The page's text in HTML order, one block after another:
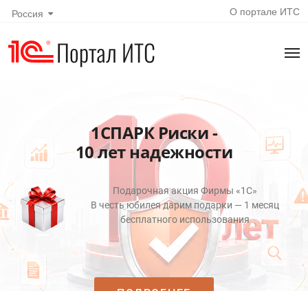
Россия О портале ИТС
Портал ИТС
1СПАРК Риски -
10 лет надежности
Подарочная акция Фирмы «1С»
В честь юбилея дарим подарки — 1 месяц
бесплатного использования